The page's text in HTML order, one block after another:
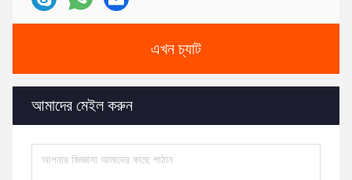
এখন চ্যাট
আমাদের মেইল ​​করুন